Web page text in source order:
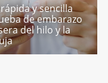
y sencilla
de embarazo
del hilo y la